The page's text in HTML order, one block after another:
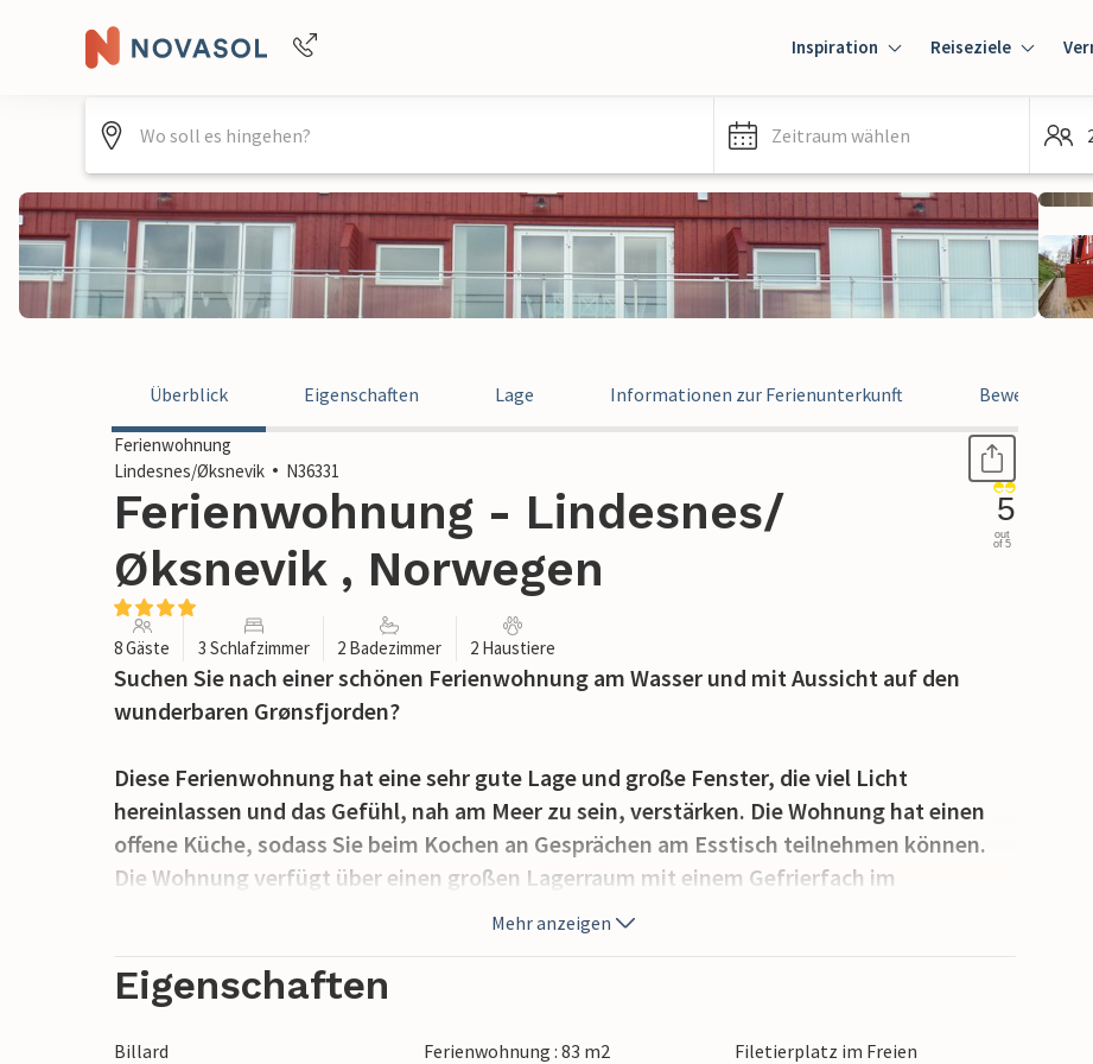
+4940688715475
Inspiration Reiseziele
Zeitraum wählen
Überblick Eigenschaften Lage Informationen zur Ferienunterkunft Bewertungen
Ferienwohnung
Lindesnes/Øksnevik
N36331
Ferienwohnung - Lindesnes/
Øksnevik , Norwegen
5
out
of 5
8 Gäste 3 Schlafzimmer 2 Badezimmer 2 Haustiere
Suchen Sie nach einer schönen Ferienwohnung am Wasser und mit Aussicht auf den
wunderbaren Grønsfjorden?
Diese Ferienwohnung hat eine sehr gute Lage und große Fenster, die viel Licht
hereinlassen und das Gefühl, nah am Meer zu sein, verstärken. Die Wohnung hat einen
offene Küche, sodass Sie beim Kochen an Gesprächen am Esstisch teilnehmen können.
Die Wohnung verfügt über einen großen Lagerraum mit einem Gefrierfach im
Erdgeschoss, wo Sie gefangene Fische und Ihre Angelausrüstung gut aufbewahren
können. Vor dem Lagerraum befindet sich der Parkplatz und neben ihm der Filetierplatz
(eine Hälfte des Lagerraumes wird vom Hausbesitzer verwendet).
Vom Wohnzimmer aus kommen Sie auf den Balkon, wo Sie den Morgenkaffee und die
Mehr anzeigen
Eigenschaften
Billard Ferienwohnung : 83 m2
Filetierplatz im Freien